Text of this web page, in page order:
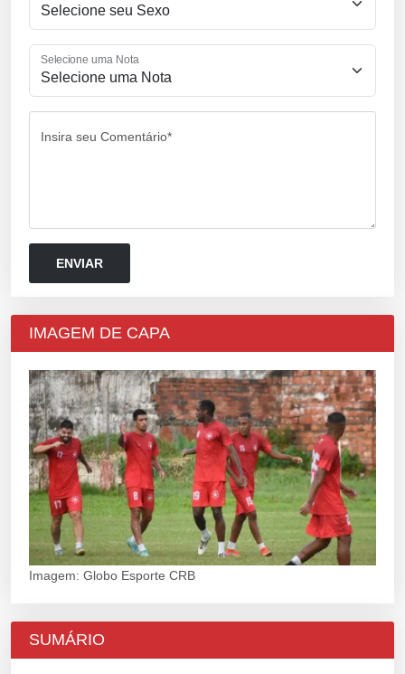
Selecione uma Nota
Insira seu Comentário*
IMAGEM DE CAPA
Imagem: Globo Esporte CRB
SUMÁRIO